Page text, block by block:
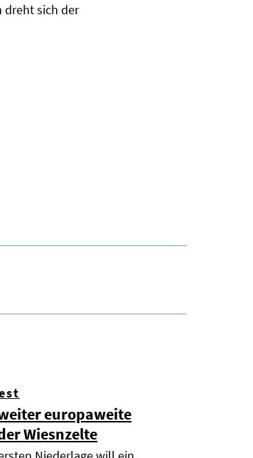
dreht sich der
europaweite
Wiesnzelte